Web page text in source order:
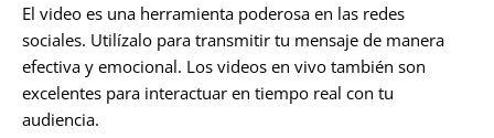
El video es una herramienta poderosa en las redes
sociales. Utilízalo para transmitir tu mensaje de manera
efectiva y emocional. Los videos en vivo también son
excelentes para interactuar en tiempo real con tu
audiencia.